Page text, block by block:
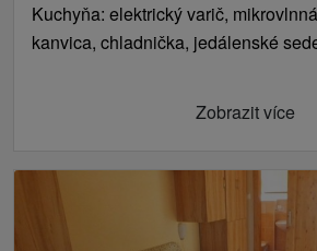
Kuchyňa: elektrický varič,
kanvica, chladnička, jedálenské
Zobrazit více